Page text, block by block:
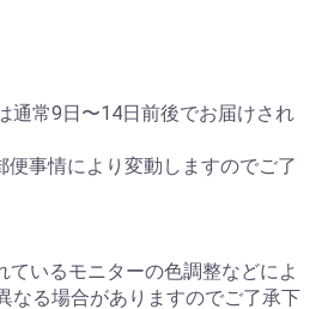
通常9日〜14日前後でお届けされ
便事情により変動しますのでご了
ているモニターの色調整などによ
なる場合がありますのでご了承下